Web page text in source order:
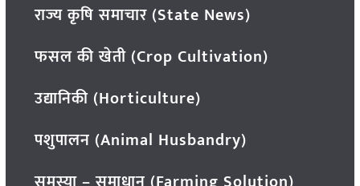
राज्य कृषि समाचार (State News)
फसल की खेती (Crop Cultivation)
उद्यानिकी (Horticulture)
पशुपालन (Animal Husbandry)